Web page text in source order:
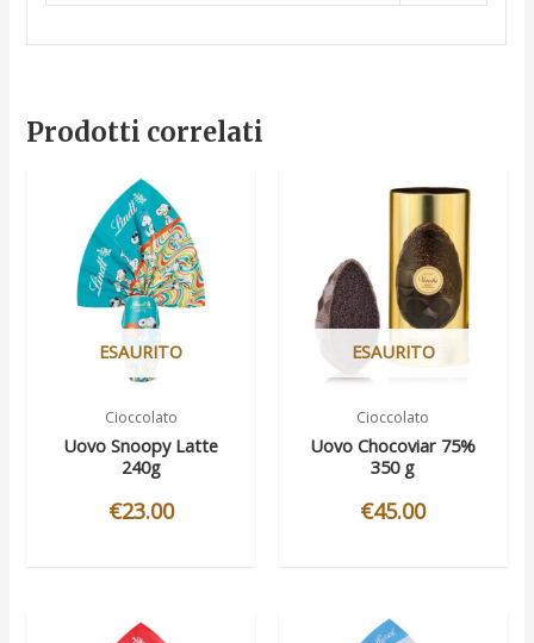
Prodotti correlati
ESAURITO
Cioccolato
Uovo Snoopy Latte
240g
€23.00
ESAURITO
Cioccolato
Uovo Chocoviar 75%
350 g
€45.00